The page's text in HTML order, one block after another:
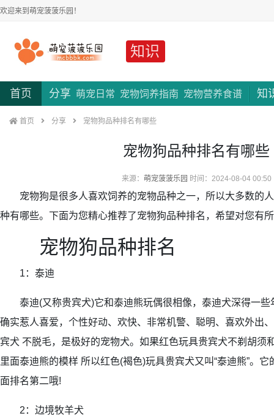
欢迎来到萌宠菠菠乐园！
知识
首页 分享 萌宠日常 宠物饲养指南 宠物营养食谱 知
首页 分享 宠物狗品种排名有哪些
宠物狗品种排名有哪些
来源： 萌宠菠菠乐园 时间：2024-08-04 00:50
宠物狗是很多人喜欢饲养的宠物品种之一，所以大多数的人
种有哪些。下面为您精心推荐了宠物狗品种排名，希望对您有
宠物狗品种排名
1：泰迪
泰迪(又称贵宾犬)它和泰迪熊玩偶很相像，泰迪犬深得一些
确实惹人喜爱，个性好动、欢快、非常机警、聪明、喜欢外出
宾犬 不脱毛，是极好的宠物犬。如果红色玩具贵宾犬不剃胡须
里面泰迪熊的模样 所以红色(褐色)玩具贵宾犬又叫“泰迪熊”。
面排名第二哦!
2：边境牧羊犬